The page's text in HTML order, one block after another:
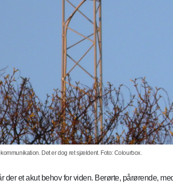
Det er dog ret sjældent. Foto: Colourbox.
der et akut behov for viden. Berørte, pårørende,